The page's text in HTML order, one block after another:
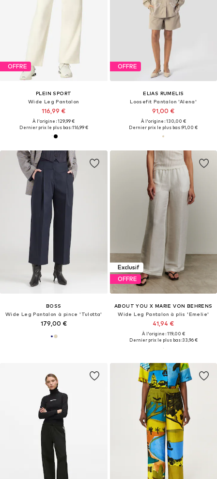
OFFRE
PLEIN SPORT
Wide Leg Pantalon
116,99 €
À l'origine : 129,99 €
Dernier prix le plus bas :116,99 €
OFFRE
ELIAS RUMELIS
Loosefit Pantalon 'Alena'
91,00 €
À l'origine : 130,00 €
Dernier prix le plus bas :91,00 €
BOSS
Wide Leg Pantalon à pince 'Tulotta'
179,00 €
Exclusif
OFFRE
ABOUT YOU X MARIE VON BEHRENS
Wide Leg Pantalon à plis 'Emelie'
41,94 €
À l'origine : 119,00 €
Dernier prix le plus bas :33,96 €